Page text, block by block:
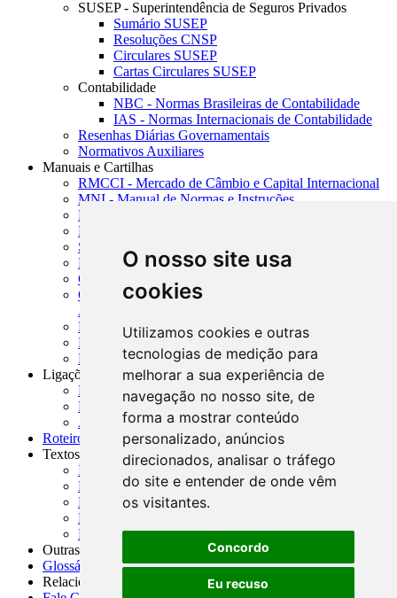
O nosso site usa
cookies
Utilizamos cookies e outras
tecnologias de medição para
melhorar a sua experiência de
navegação no nosso site, de
forma a mostrar conteúdo
personalizado, anúncios
direcionados, analisar o tráfego
do site e entender de onde vêm
os visitantes.
Concordo
Eu recuso
SUSEP - Superintendência de Seguros Privados
Sumário SUSEP
Resoluções CNSP
Circulares SUSEP
Cartas Circulares SUSEP
Contabilidade
NBC - Normas Brasileiras de Contabilidade
IAS - Normas Internacionais de Contabilidade
Resenhas Diárias Governamentais
Normativos Auxiliares
Manuais e Cartilhas
RMCCI - Mercado de Câmbio e Capital Internacional
MNI - Manual de Normas e Instruções
MTVM - Manual de Títulos e Valores Mobiliários
MCR - Manual de Crédito Rural
SISORF - Manual de Organização do SFN
MASUP - Manual de Supervisão Bancária
CADOC - Catálogo de Documentos
CNAE-CONCLA - Classificação Nacional de
Atividades Econômicas
PMF - Cartilhas do BCB
Manuais Auxiliares do BCB e Cosif-e
Resenhas Diárias Governamentais
Ligações Externas
Links Úteis
Presidência da República
Agências Nacionais Reguladoras
Roteiros para Estudos
Textos
Índice de Textos
Editorial
Monografias
Na Imprensa
Fórum de Discussão
Outras ferramentas
Glossário
Relacionamento